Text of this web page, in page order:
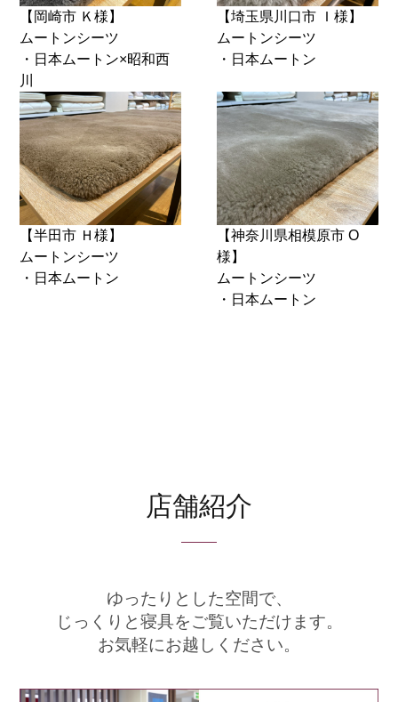
【岡崎市 Ｋ様】
ムートンシーツ
・日本ムートン×昭和西
川
【埼玉県川口市 Ｉ様】
ムートンシーツ
・日本ムートン
【半田市 Ｈ様】
ムートンシーツ
・日本ムートン
【神奈川県相模原市 O
様】
ムートンシーツ
・日本ムートン
店舗紹介
ゆったりとした空間で、
じっくりと寝具をご覧いただけます。
お気軽にお越しください。